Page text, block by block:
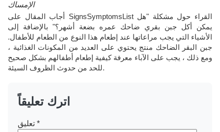
الإمساك
أجاب المقال على SignsSymptomsList القراء حول مشكلة "هل
يمكن أكل جبن بقري ضاحك عمره بضعة أشهر؟" بالإضافة إلى
الأشياء التي يجب مراعاتها عند إطعام هذا النوع من الطعام للأطفال.
جبن البقر الضاحك منتج يحتوي على العديد من المكونات الغذائية ،
ومع ذلك ، يجب على الآباء معرفة كيفية إطعام أطفالهم بشكل صحيح
للحد من حدوث الظروف السيئة.
اترك تعليقاً
*